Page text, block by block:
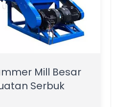
Mill Besar
Serbuk